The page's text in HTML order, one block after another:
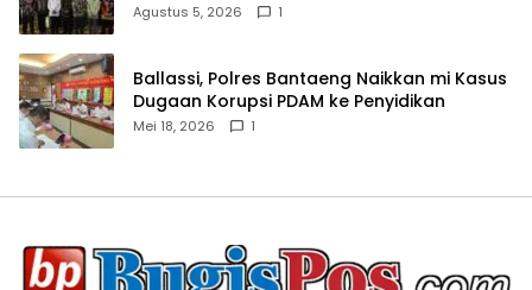
Agustus 5, 2026 1
Ballassi, Polres Bantaeng Naikkan mi Kasus
Dugaan Korupsi PDAM ke Penyidikan
Mei 18, 2026 1